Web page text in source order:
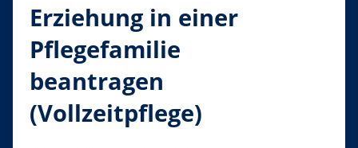
Erziehung in einer
Pflegefamilie
beantragen
(Vollzeitpflege)